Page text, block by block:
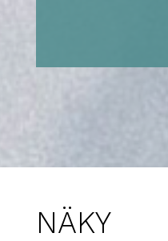
NÄKY